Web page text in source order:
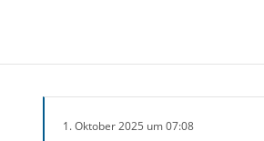
1. Oktober 2025 um 07:08